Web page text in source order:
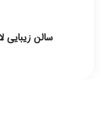
سالن زیبایی